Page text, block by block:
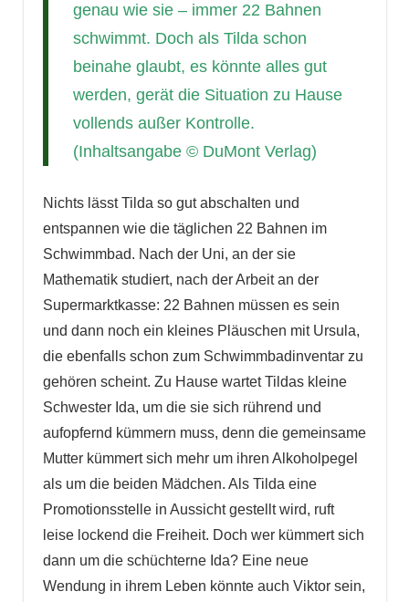
genau wie sie – immer 22 Bahnen
schwimmt. Doch als Tilda schon
beinahe glaubt, es könnte alles gut
werden, gerät die Situation zu Hause
vollends außer Kontrolle.
(Inhaltsangabe © DuMont Verlag)
Nichts lässt Tilda so gut abschalten und
entspannen wie die täglichen 22 Bahnen im
Schwimmbad. Nach der Uni, an der sie
Mathematik studiert, nach der Arbeit an der
Supermarktkasse: 22 Bahnen müssen es sein
und dann noch ein kleines Pläuschen mit Ursula,
die ebenfalls schon zum Schwimmbadinventar zu
gehören scheint. Zu Hause wartet Tildas kleine
Schwester Ida, um die sie sich rührend und
aufopfernd kümmern muss, denn die gemeinsame
Mutter kümmert sich mehr um ihren Alkoholpegel
als um die beiden Mädchen. Als Tilda eine
Promotionsstelle in Aussicht gestellt wird, ruft
leise lockend die Freiheit. Doch wer kümmert sich
dann um die schüchterne Ida? Eine neue
Wendung in ihrem Leben könnte auch Viktor sein,